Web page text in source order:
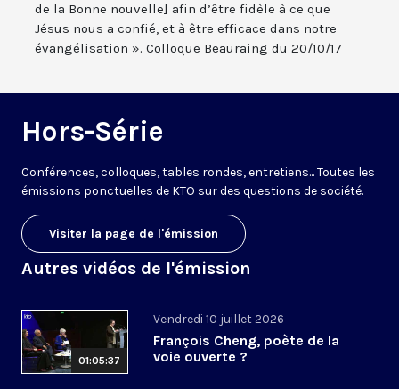
de la Bonne nouvelle] afin d’être fidèle à ce que
Jésus nous a confié, et à être efficace dans notre
évangélisation ». Colloque Beauraing du 20/10/17
Hors-Série
Conférences, colloques, tables rondes, entretiens... Toutes les
émissions ponctuelles de KTO sur des questions de société.
Visiter la page de l'émission
Autres vidéos de l'émission
01:05:37
Vendredi 10 juillet 2026
François Cheng, poète de la
voie ouverte ?